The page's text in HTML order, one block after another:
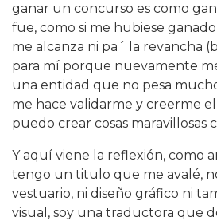
ganar un concurso es como
fue, como si me hubiese
me alcanza ni pa´ la revancha
para mí porque nuevamente
una entidad que no pesa
me hace validarme y creerme
puedo crear cosas maravillosas
Y aquí viene la reflexión, como
tengo un titulo que me avalé,
vestuario, ni diseño gráfico ni
visual, soy una traductora que